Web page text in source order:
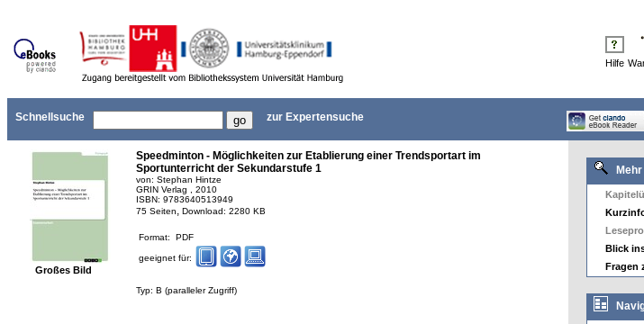
Hilfe
Schnellsuche zur Expertensuche
Großes Bild
Speedminton - Möglichkeiten zur Etablierung einer Trendsportart im
Sportunterricht der Sekundarstufe 1
von: Stephan Hintze
GRIN Verlag , 2010
ISBN: 9783640513949
75 Seiten, Download: 2280 KB
Format: PDF
geeignet für:
Typ: B (paralleler Zugriff)
Blick
Fragen